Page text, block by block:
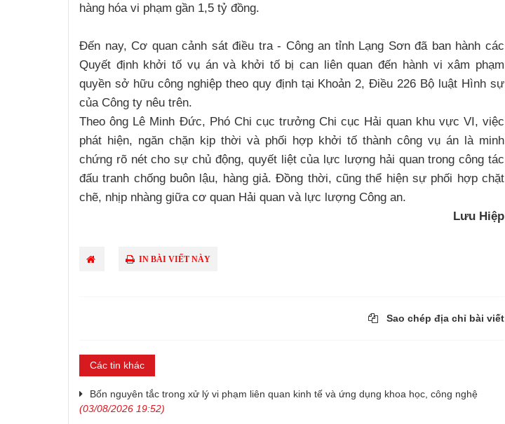
hàng hóa vi phạm gần 1,5 tỷ đồng.
Đến nay, Cơ quan cảnh sát điều tra - Công an tỉnh Lạng Sơn đã ban hành các
Quyết định khởi tố vụ án và khởi tố bị can liên quan đến hành vi xâm phạm
quyền sở hữu công nghiệp theo quy định tại Khoản 2, Điều 226 Bộ luật Hình sự
của Công ty nêu trên.
Theo ông Lê Minh Đức, Phó Chi cục trưởng Chi cục Hải quan khu vực VI, việc
phát hiện, ngăn chặn kịp thời và phối hợp khởi tố thành công vụ án là minh
chứng rõ nét cho sự chủ động, quyết liệt của lực lượng hải quan trong công tác
đấu tranh chống buôn lậu, hàng giả. Đồng thời, cũng thể hiện sự phối hợp chặt
chẽ, nhịp nhàng giữa cơ quan Hải quan và lực lượng Công an.
Lưu Hiệp
IN BÀI VIẾT NÀY
Sao chép địa chỉ bài viết
Các tin khác
Bốn nguyên tắc trong xử lý vi phạm liên quan kinh tế và ứng dụng khoa học, công nghệ
(03/08/2026 19:52)